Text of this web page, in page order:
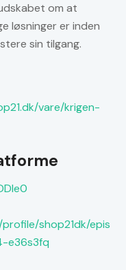
om at
løsninger er inden
sin tilgang.
vare/krigen-
shop21dk/epis
e36s3fq